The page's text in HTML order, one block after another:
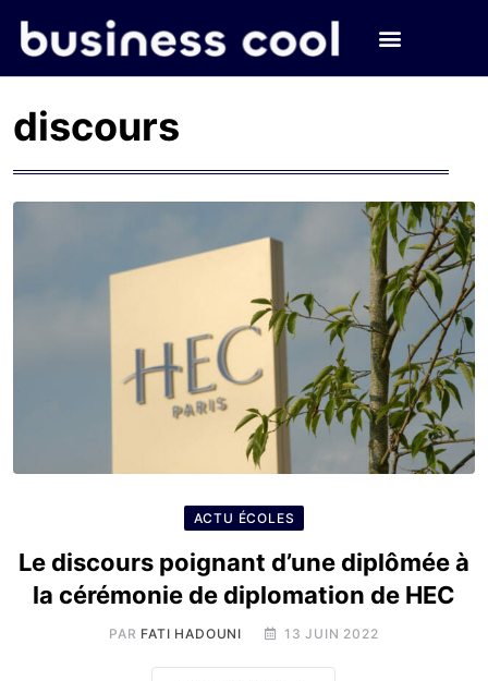
discours
ACTU ÉCOLES
Le discours poignant d’une diplômée à
la cérémonie de diplomation de HEC
PAR FATI HADOUNI 13 JUIN 2022